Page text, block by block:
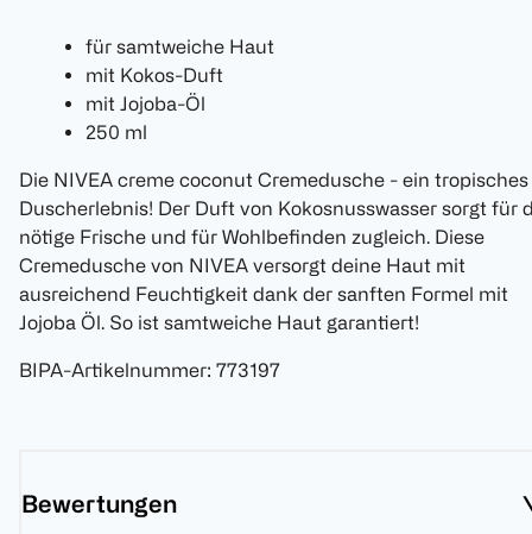
für samtweiche Haut
mit Kokos-Duft
mit Jojoba-Öl
250 ml
Die NIVEA creme coconut Cremedusche - ein tropisches
Duscherlebnis! Der Duft von Kokosnusswasser sorgt für
nötige Frische und für Wohlbefinden zugleich. Diese
Cremedusche von NIVEA versorgt deine Haut mit
ausreichend Feuchtigkeit dank der sanften Formel mit
Jojoba Öl. So ist samtweiche Haut garantiert!
BIPA-Artikelnummer: 773197
Bewertungen